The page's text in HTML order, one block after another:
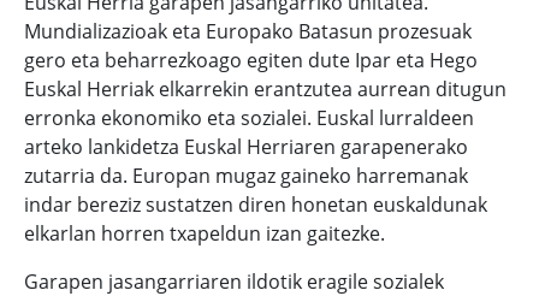
Mundializazioak eta Europako Batasun prozesuak
gero eta beharrezkoago egiten dute Ipar eta Hego
Euskal Herriak elkarrekin erantzutea aurrean ditugun
erronka ekonomiko eta sozialei. Euskal lurraldeen
arteko lankidetza Euskal Herriaren garapenerako
zutarria da. Europan mugaz gaineko harremanak
indar bereziz sustatzen diren honetan euskaldunak
elkarlan horren txapeldun izan gaitezke.
Garapen jasangarriaren ildotik eragile sozialek